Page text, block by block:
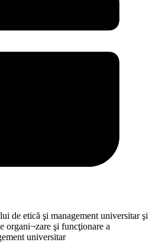
de etică şi management universitar şi
organi¬zare şi funcţionare a
universitar